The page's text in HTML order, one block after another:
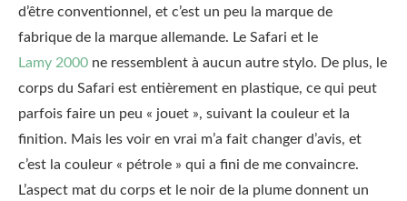
d’être conventionnel, et c’est un peu la marque de
fabrique de la marque allemande. Le Safari et le
Lamy 2000 ne ressemblent à aucun autre stylo. De plus, le
corps du Safari est entièrement en plastique, ce qui peut
parfois faire un peu « jouet », suivant la couleur et la
finition. Mais les voir en vrai m’a fait changer d’avis, et
c’est la couleur « pétrole » qui a fini de me convaincre.
L’aspect mat du corps et le noir de la plume donnent un